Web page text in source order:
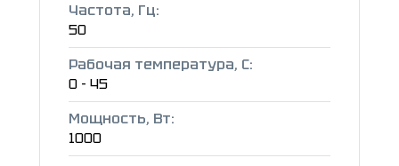
Частота, Гц:
50
Рабочая температура, C:
0 - 45
Мощность, Вт:
1000